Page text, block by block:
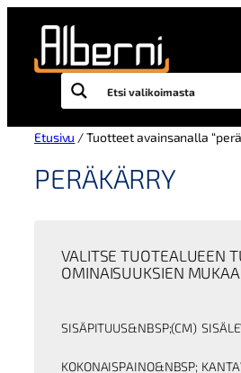
sisältöön
Etusivu / Tuotteet avainsanalla
PERÄKÄRRY
VALITSE TUOTEALUEEN
OMINAISUUKSIEN
SISÄPITUUS&NBSP;(CM)
KOKONAISPAINO&NBSP;